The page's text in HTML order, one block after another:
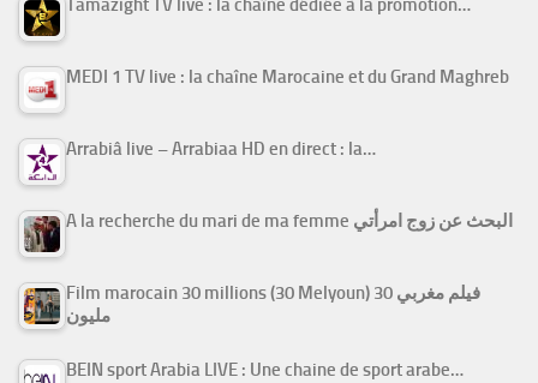
Tamazight TV live : la chaîne dédiée à la promotion…
MEDI 1 TV live : la chaîne Marocaine et du Grand Maghreb
Arrabiâ live – Arrabiaa HD en direct : la…
A la recherche du mari de ma femme البحث عن زوج امرأتي
Film marocain 30 millions (30 Melyoun) فيلم مغربي 30
مليون
BEIN sport Arabia LIVE : Une chaine de sport arabe…